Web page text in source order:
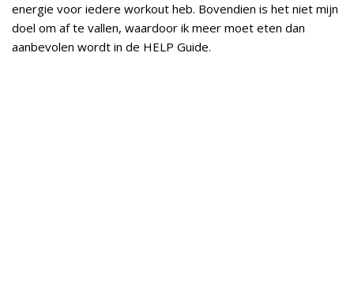
energie voor iedere workout heb. Bovendien is het niet mijn
doel om af te vallen, waardoor ik meer moet eten dan
aanbevolen wordt in de HELP Guide.